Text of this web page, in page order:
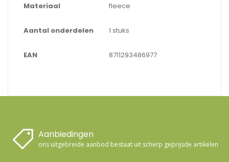
Materiaal fleece
Aantal onderdelen 1 stuks
EAN 8711293486977
Aanbiedingen
ons uitgebreide aanbod bestaat uit scherp geprijsde artikelen